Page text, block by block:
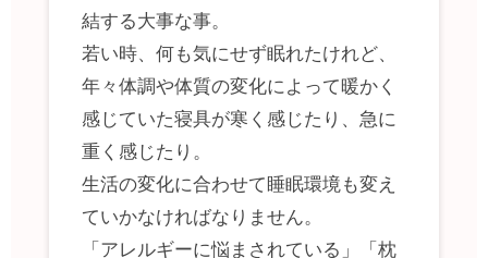
結する大事な事。
若い時、何も気にせず眠れたけれど、
年々体調や体質の変化によって暖かく
感じていた寝具が寒く感じたり、急に
重く感じたり。
生活の変化に合わせて睡眠環境も変え
ていかなければなりません。
「アレルギーに悩まされている」「枕